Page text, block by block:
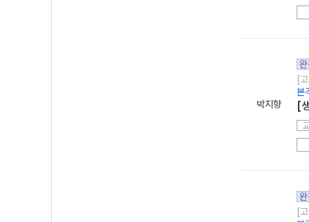
박지향
[
본
[
[